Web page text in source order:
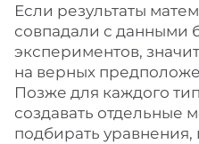
Если результаты
совпадали с данными
экспериментов,
на верных
Позже для каждого
создавать отдельные
подбирать